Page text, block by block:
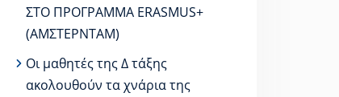
ΣΤΟ ΠΡΟΓΡΑΜΜΑ ERASMUS+
(ΑΜΣΤΕΡΝΤΑΜ)
Οι μαθητές της Δ τάξης
ακολουθούν τα χνάρια της